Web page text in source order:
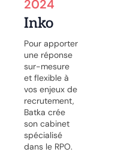
2024
Inko
Pour apporter
une réponse
sur-mesure
et flexible à
vos enjeux de
recrutement,
Batka crée
son cabinet
spécialisé
dans le RPO.